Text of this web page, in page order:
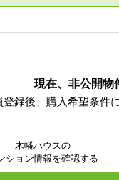
現在、非公開物
登録後、購入希望条件
木幡ハウスの
ション情報を確認する